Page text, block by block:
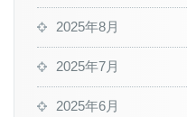
2025年8月
2025年7月
2025年6月